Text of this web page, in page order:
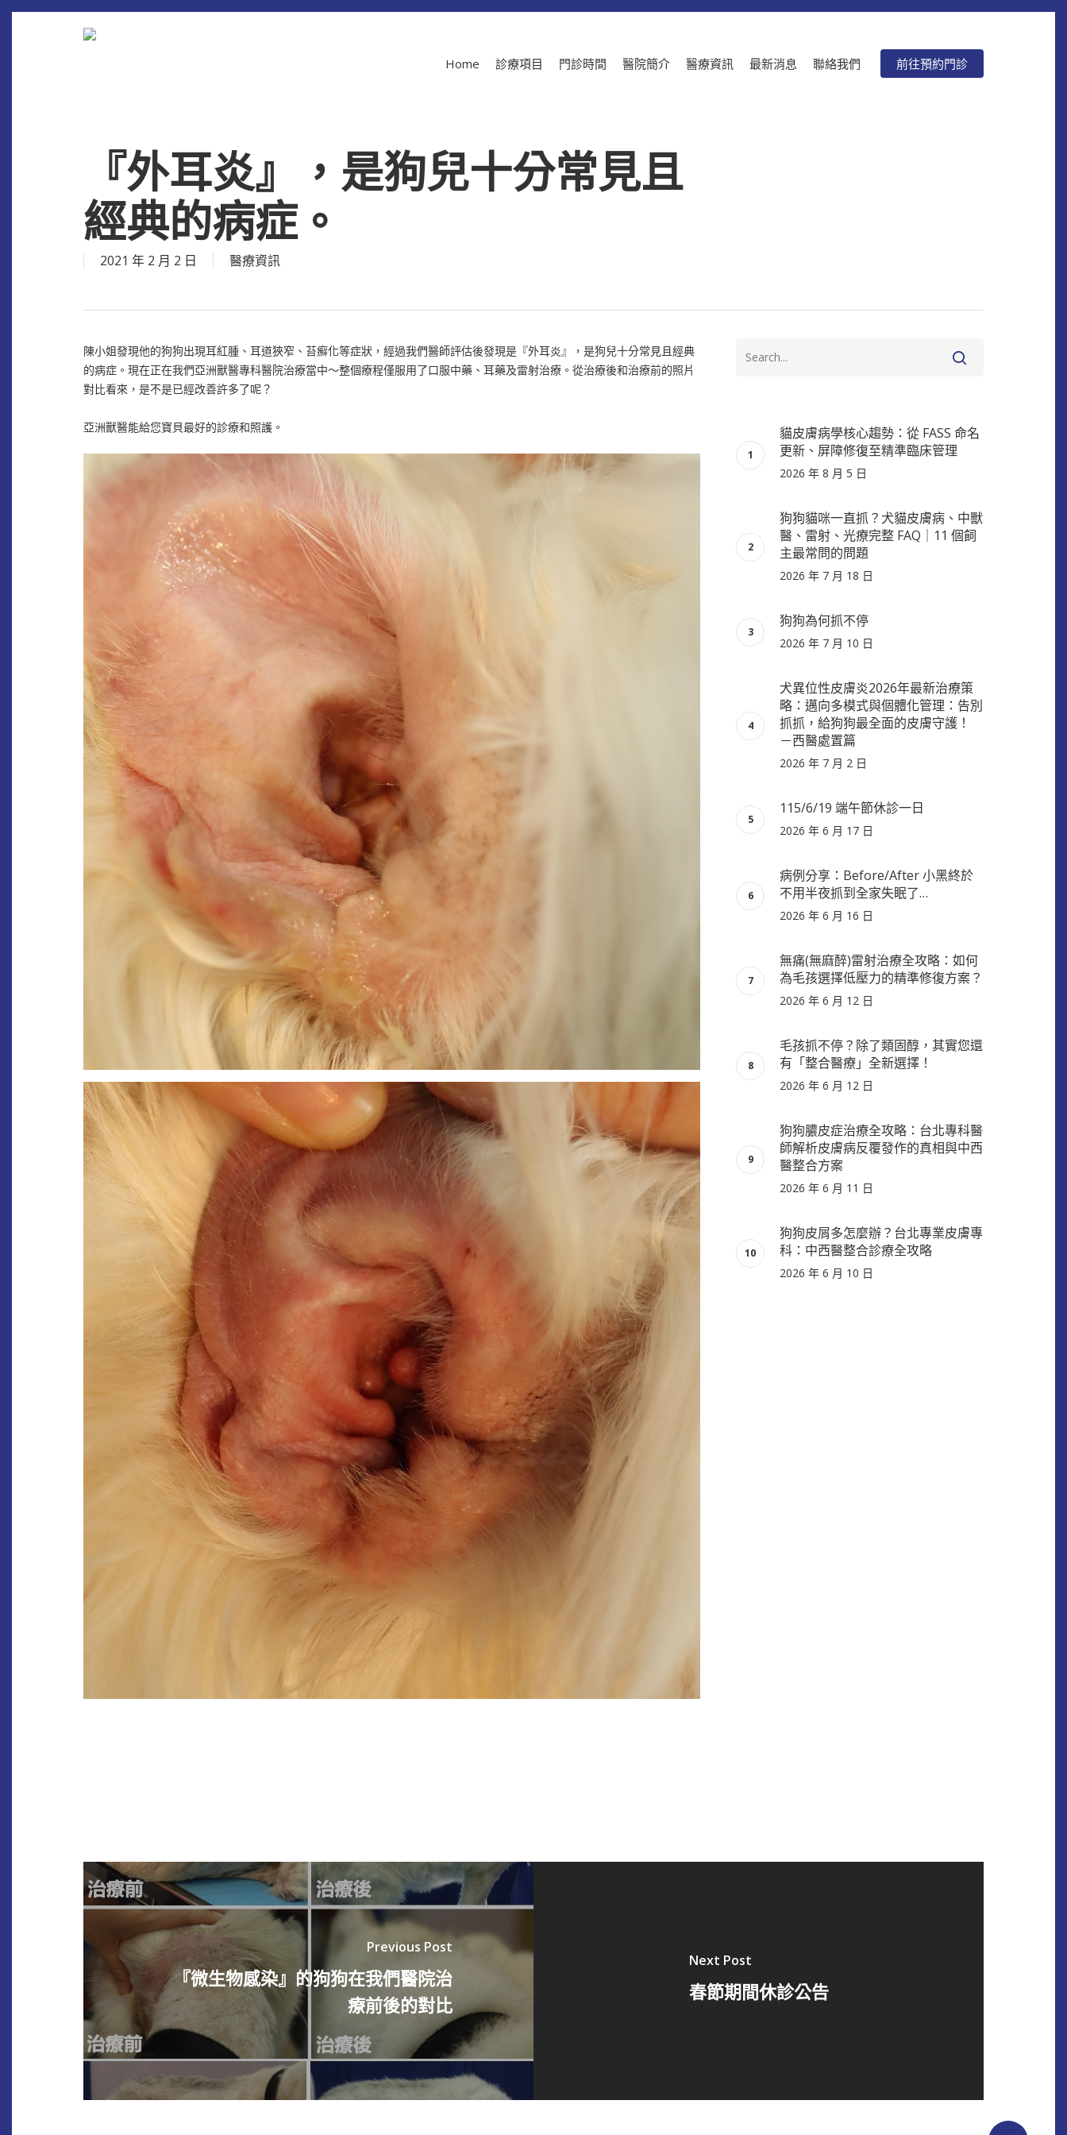
Skip
Home 診療項目 門診時間 醫院簡介 醫療資訊 最新消息 聯絡我們 前往預約門診
『外耳炎』，是狗兒十分常見且
經典的病症。
2021 年 2 月 2 日 醫療資訊
陳小姐發現他的狗狗出現耳紅腫、耳道狹窄、苔癬化等症狀，經過我們醫師評估後發現是『外耳炎』，是狗兒十分常見且經典
的病症。現在正在我們亞洲獸醫專科醫院治療當中～整個療程僅服用了口服中藥、耳藥及雷射治療。從治療後和治療前的照片
對比看來，是不是已經改善許多了呢？
亞洲獸醫能給您寶貝最好的診療和照護。
貓皮膚病學核心趨勢：從 FASS 命名
更新、屏障修復至精準臨床管理
2026 年 8 月 5 日
狗狗貓咪一直抓？犬貓皮膚病、中獸
醫、雷射、光療完整 FAQ｜11 個飼
主最常問的問題
2026 年 7 月 18 日
狗狗為何抓不停
2026 年 7 月 10 日
犬異位性皮膚炎2026年最新治療策
略：邁向多模式與個體化管理：告別
抓抓，給狗狗最全面的皮膚守護！
－西醫處置篇
2026 年 7 月 2 日
115/6/19 端午節休診一日
2026 年 6 月 17 日
病例分享：Before/After 小黑終於
不用半夜抓到全家失眠了…
2026 年 6 月 16 日
無痛(無麻醉)雷射治療全攻略：如何
為毛孩選擇低壓力的精準修復方案？
2026 年 6 月 12 日
毛孩抓不停？除了類固醇，其實您還
有「整合醫療」全新選擇！
2026 年 6 月 12 日
狗狗膿皮症治療全攻略：台北專科醫
師解析皮膚病反覆發作的真相與中西
醫整合方案
2026 年 6 月 11 日
狗狗皮屑多怎麼辦？台北專業皮膚專
科：中西醫整合診療全攻略
2026 年 6 月 10 日
Previous Post
『微生物感染』的狗狗在我們醫院治
療前後的對比
Next Post
春節期間休診公告